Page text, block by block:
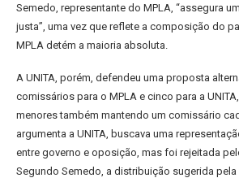
Semedo, representante do MPLA, “assegura
justa”, uma vez que reflete a composição do
MPLA detém a maioria absoluta.
A UNITA, porém, defendeu uma proposta
comissários para o MPLA e cinco para a
menores também mantendo um comissário
argumenta a UNITA, buscava uma
entre governo e oposição, mas foi rejeitada
Segundo Semedo, a distribuição sugerida pela